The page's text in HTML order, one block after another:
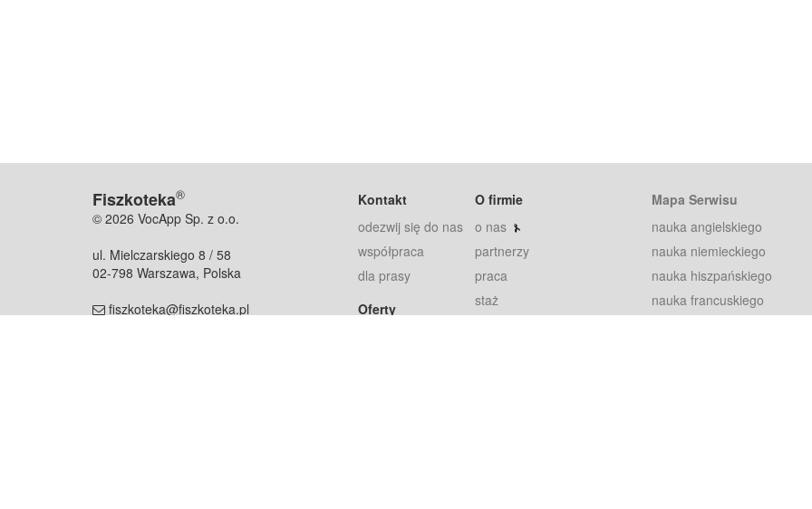
Fiszkoteka®
© 2026 VocApp Sp. z o.o.
ul. Mielczarskiego 8 / 58
02-798 Warszawa, Polska
fiszkoteka@fiszkoteka.pl
Kontakt
odezwij się do nas
współpraca
dla prasy
Oferty
O firmie
o nas
partnerzy
praca
staż
Mapa Serwisu
nauka angielskiego
nauka niemieckiego
nauka hiszpańskiego
nauka francuskiego